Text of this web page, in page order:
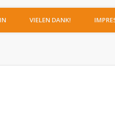
VIELEN DANK!